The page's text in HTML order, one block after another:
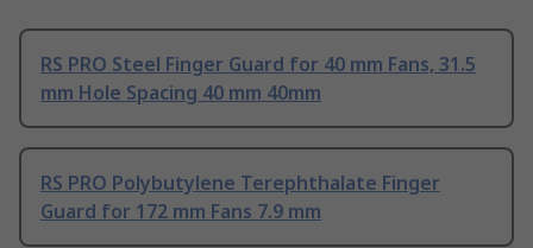
RS PRO Steel Finger Guard for 40 mm Fans, 31.5
mm Hole Spacing 40 mm 40mm
RS PRO Polybutylene Terephthalate Finger
Guard for 172 mm Fans 7.9 mm